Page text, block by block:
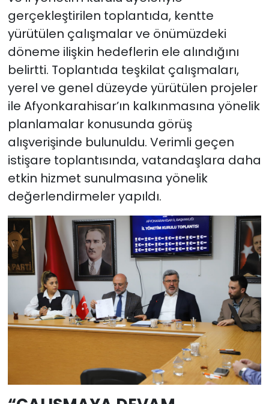
gerçekleştirilen toplantıda, kentte
yürütülen çalışmalar ve önümüzdeki
döneme ilişkin hedeflerin ele alındığını
belirtti. Toplantıda teşkilat çalışmaları,
yerel ve genel düzeyde yürütülen projeler
ile Afyonkarahisar’ın kalkınmasına yönelik
planlamalar konusunda görüş
alışverişinde bulunuldu. Verimli geçen
istişare toplantısında, vatandaşlara daha
etkin hizmet sunulmasına yönelik
değerlendirmeler yapıldı.